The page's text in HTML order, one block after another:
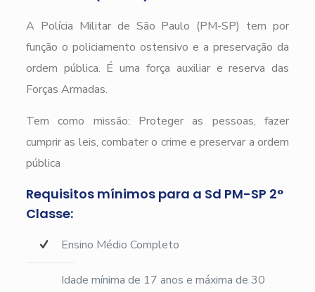
A Polícia Militar de São Paulo (PM-SP) tem por
função o policiamento ostensivo e a preservação da
ordem pública. É uma força auxiliar e reserva das
Forças Armadas.
Tem como missão: Proteger as pessoas, fazer
cumprir as leis, combater o crime e preservar a ordem
pública
Requisitos mínimos para a Sd PM-SP 2°
Classe:
Ensino Médio Completo
Idade mínima de 17 anos e máxima de 30